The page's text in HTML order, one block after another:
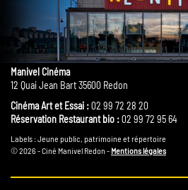
Manivel Cinéma
12 Quai Jean Bart 35600 Redon
Cinéma Art et Essai :02 99 72 28 20
Réservation Restaurant bio :02 99 72 95 64
Labels : Jeune public, patrimoine et répertoire
© 2026 - Ciné Manivel Redon - Mentions légales